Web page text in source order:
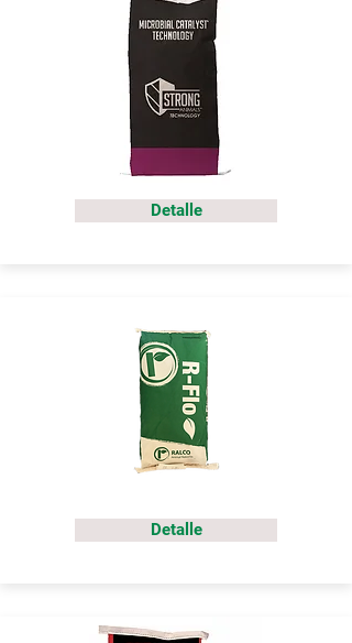
Detalle
Detalle